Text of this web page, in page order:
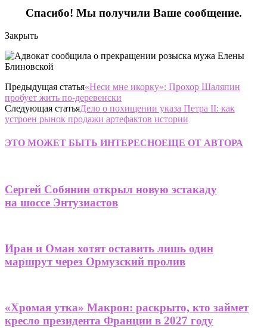
Спасибо! Мы получили Ваше сообщение.
Закрыть
Предыдущая статья«Неси мне икорку»: Прохор Шаляпин
пробует жить по-деревенски
Следующая статьяДело о похищении указа Петра II: как
устроен рынок продажи артефактов истории
ЭТО МОЖЕТ БЫТЬ ИНТЕРЕСНОЕЩЕ ОТ АВТОРА
Сергей Собянин открыл новую эстакаду
на шоссе Энтузиастов
Иран и Оман хотят оставить лишь один
маршрут через Ормузский пролив
«Хромая утка» Макрон: раскрыто, кто займет
кресло президента Франции в 2027 году